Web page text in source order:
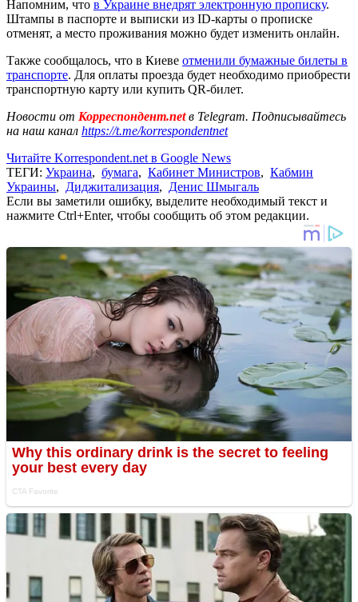
Напомним, что в Украине внедрят электронную прописку.
Штампы в паспорте и выписки из ID-карты о прописке
отменят, а место проживания можно будет изменить онлайн.
Также сообщалось, что в Киеве отменили бумажные билеты в
транспорте. Для оплаты проезда будет необходимо приобрести
транспортную карту или купить QR-билет.
Новости от Корреспондент.netв Telegram. Подписывайтесь
на наш канал https://t.me/korrespondentnet
Читайте Korrespondent.net в Google News
ТЕГИ: Украина, бумага, Кабинет Министров, Кабмин
Украины, Диджитализация, Денис Шмыгаль
Если вы заметили ошибку, выделите необходимый текст и
нажмите Ctrl+Enter, чтобы сообщить об этом редакции.